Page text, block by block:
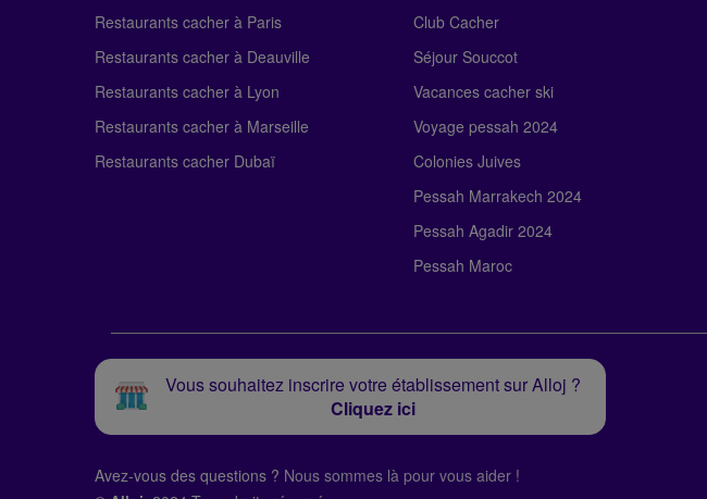
Restaurants cacher à Paris
Restaurants cacher à Deauville
Restaurants cacher à Lyon
Restaurants cacher à Marseille
Restaurants cacher Dubaï
Club Cacher
Séjour Souccot
Vacances cacher ski
Voyage pessah 2024
Colonies Juives
Pessah Marrakech 2024
Pessah Agadir 2024
Pessah Maroc
Vous souhaitez inscrire votre établissement sur Alloj ?
Cliquez ici
Avez-vous des questions ? Nous sommes là pour vous aider !